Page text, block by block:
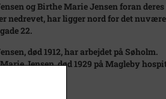
og Birthe Marie Jensen foran deres
nedrevet, har ligger nord for det
22.
død 1912, har arbejdet på Søholm.
Jensen, død 1929 på Magleby